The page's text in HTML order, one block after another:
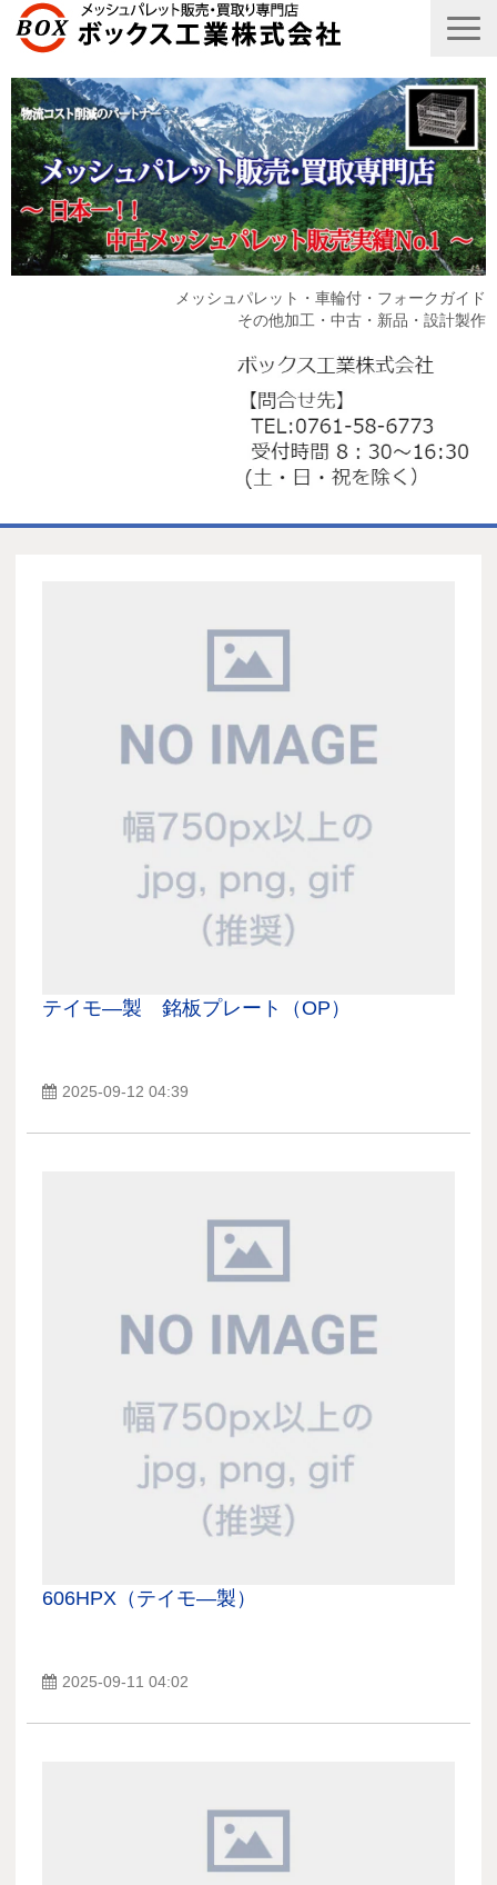
メッシュパレット・車輪付・フォークガイド
その他加工・中古・新品・設計製作
お取引の流れ
製造工場
代理店募集
お問い合わせ
テイモ―製 銘板プレート（OP）
2025-09-12 04:39
606HPX（テイモ―製）
2025-09-11 04:02